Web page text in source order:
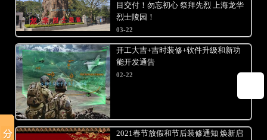
目交付！勿忘初心 祭拜先烈 上海龙华
烈士陵园！
03-22
开工大吉+吉时装修+软件升级和新功
能开发通告
02-22
2021春节放假和节后装修通知 焕新启